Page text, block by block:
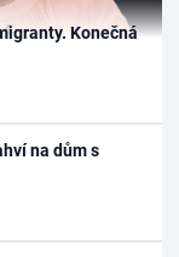
Konečná
na dům s